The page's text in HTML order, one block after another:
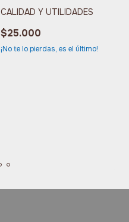
CALIDAD Y UTILIDADES
$25.000
¡No te lo pierdas, es el último!